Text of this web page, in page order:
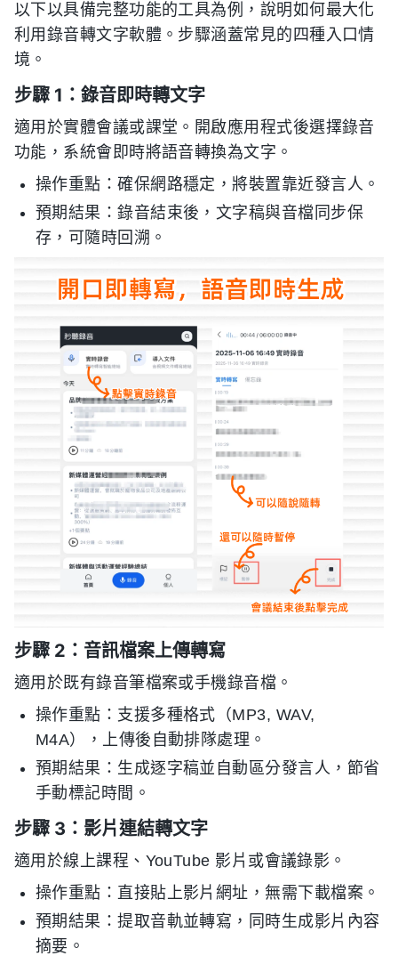
以下以具備完整功能的工具為例，說明如何最大化
利用錄音轉文字軟體。步驟涵蓋常見的四種入口情
境。
步驟 1：錄音即時轉文字
適用於實體會議或課堂。開啟應用程式後選擇錄音
功能，系統會即時將語音轉換為文字。
操作重點：確保網路穩定，將裝置靠近發言人。
預期結果：錄音結束後，文字稿與音檔同步保
存，可隨時回溯。
步驟 2：音訊檔案上傳轉寫
適用於既有錄音筆檔案或手機錄音檔。
操作重點：支援多種格式（MP3, WAV,
M4A），上傳後自動排隊處理。
預期結果：生成逐字稿並自動區分發言人，節省
手動標記時間。
步驟 3：影片連結轉文字
適用於線上課程、YouTube 影片或會議錄影。
操作重點：直接貼上影片網址，無需下載檔案。
預期結果：提取音軌並轉寫，同時生成影片內容
摘要。